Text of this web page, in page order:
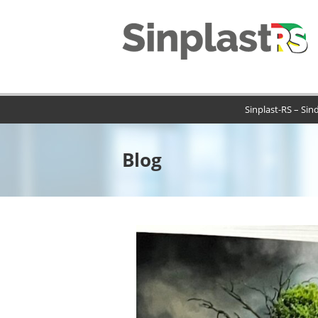
Sinplast-RS –
Blog